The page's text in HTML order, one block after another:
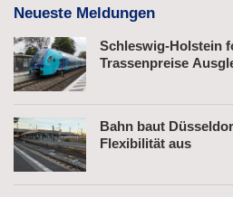
Neueste Meldungen
Schleswig-Holstein
Trassenpreise
Bahn baut
Flexibilität aus